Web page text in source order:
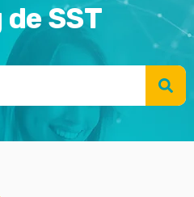
de SST